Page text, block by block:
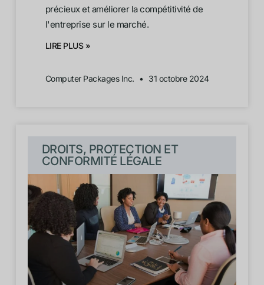
précieux et améliorer la compétitivité de
l'entreprise sur le marché.
LIRE PLUS »
Computer Packages Inc. 31 octobre 2024
DROITS, PROTECTION ET
CONFORMITÉ LÉGALE